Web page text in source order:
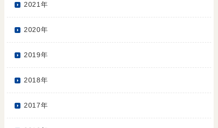
2021年
2020年
2019年
2018年
2017年